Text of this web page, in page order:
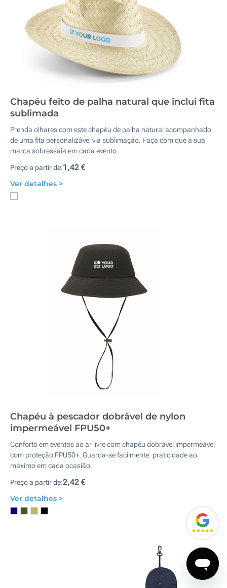
Chapéu feito de palha natural que inclui fita
sublimada
Prenda olhares com este chapéu de palha natural acompanhado
de uma fita personalizável via sublimação. Faça com que a sua
marca sobressaia em cada evento.
Preço a partir de:1,42 €
Ver detalhes >
Chapéu à pescador dobrável de nylon
impermeável FPU50+
Conforto em eventos ao ar livre com chapéu dobrável impermeável
com proteção FPU50+. Guarda-se facilmente: praticidade ao
máximo em cada ocasião.
Preço a partir de:2,42 €
Ver detalhes >